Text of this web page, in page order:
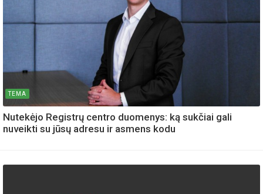
TEMA
Nutekėjo Registrų centro duomenys: ką sukčiai gali
nuveikti su jūsų adresu ir asmens kodu